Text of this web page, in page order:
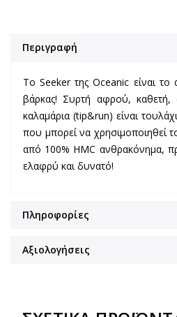
Περιγραφή
To Seeker της Oceanic είναι
βάρκας! Συρτή αφρού, καθετή,
καλαμάρια (tip&run) είναι
που μπορεί να χρησιμοποιηθεί
από 100% HMC ανθρακόνημα,
ελαφρύ και δυνατό!
Πληροφορίες
Αξιολογήσεις